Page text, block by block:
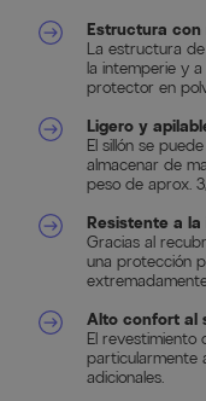
Estructura
La estructura
la intemperie y
protector en
Ligero y
El sillón se
almacenar de
peso de aprox.
Resistente a
Gracias al
una protección
Alto confort al
El
particularmente
adicionales.